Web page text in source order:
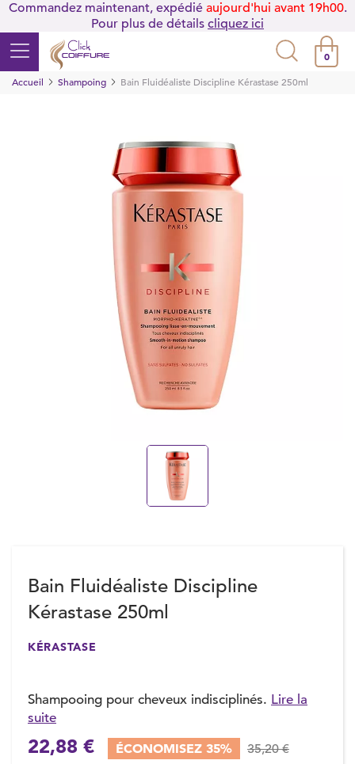
Commandez maintenant, expédié aujourd'hui avant 19h00.
Pour plus de détails cliquez ici
0
Accueil
Shampoing Bain Fluidéaliste Discipline Kérastase 250ml
Bain Fluidéaliste Discipline
Kérastase 250ml
KÉRASTASE
Shampooing pour cheveux indisciplinés. Lire la
suite
22,88 € ÉCONOMISEZ 35% 35,20 €